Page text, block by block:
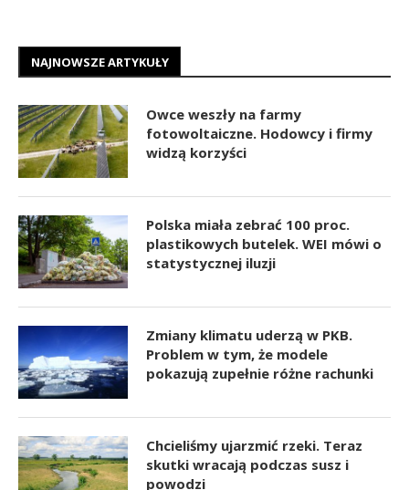
NAJNOWSZE ARTYKUŁY
Owce weszły na farmy
fotowoltaiczne. Hodowcy i firmy
widzą korzyści
Polska miała zebrać 100 proc.
plastikowych butelek. WEI mówi o
statystycznej iluzji
Zmiany klimatu uderzą w PKB.
Problem w tym, że modele
pokazują zupełnie różne rachunki
Chcieliśmy ujarzmić rzeki. Teraz
skutki wracają podczas susz i
powodzi